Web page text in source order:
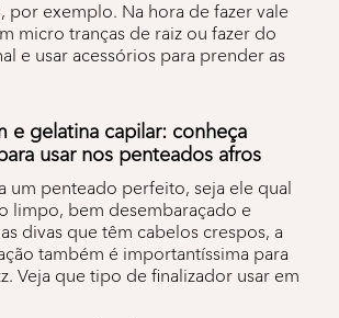
por exemplo. Na hora de fazer vale
micro tranças de raiz ou fazer do
e usar acessórios para prender as
e gelatina capilar: conheça
usar nos penteados afros
um penteado perfeito, seja ele qual
limpo, bem desembaraçado e
divas que têm cabelos crespos, a
também é importantíssima para
Veja que tipo de finalizador usar em